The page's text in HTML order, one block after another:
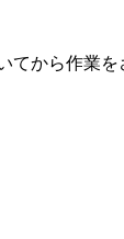
から作業を